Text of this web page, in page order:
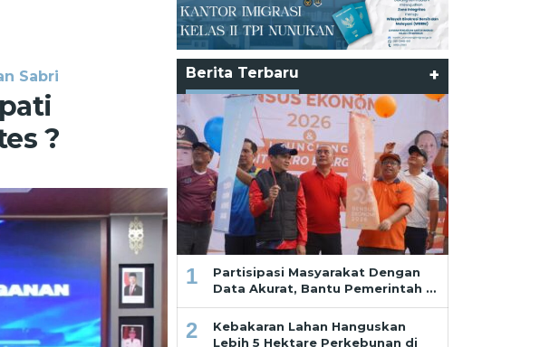
Sabri
?
Berita Terbaru +
1
Partisipasi Masyarakat Dengan
Data Akurat, Bantu Pemerintah …
2
Kebakaran Lahan Hanguskan
Lebih 5 Hektare Perkebunan di